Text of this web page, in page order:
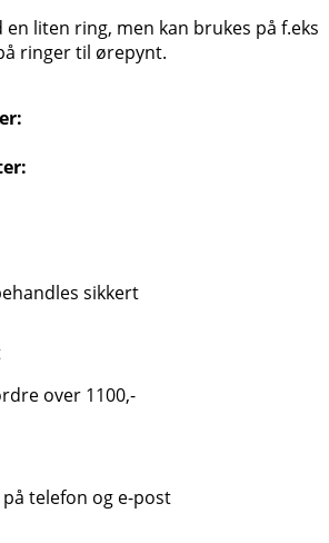
liten ring, men kan brukes på f.eks
ringer til ørepynt.
sikkert
over 1100,-
telefon og e-post